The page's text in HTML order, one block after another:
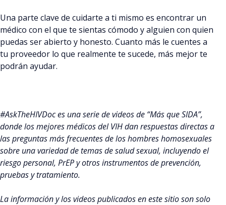
Una parte clave de cuidarte a ti mismo es encontrar un
médico con el que te sientas cómodo y alguien con quien
puedas ser abierto y honesto. Cuanto más le cuentes a
tu proveedor lo que realmente te sucede, más mejor te
podrán ayudar.
#AskTheHIVDoc es una serie de videos de “Más que SIDA”,
donde los mejores médicos del VIH dan respuestas directas a
las preguntas más frecuentes de los hombres homosexuales
sobre una variedad de temas de salud sexual, incluyendo el
riesgo personal, PrEP y otros instrumentos de prevención,
pruebas y tratamiento.
La información y los videos publicados en este sitio son solo